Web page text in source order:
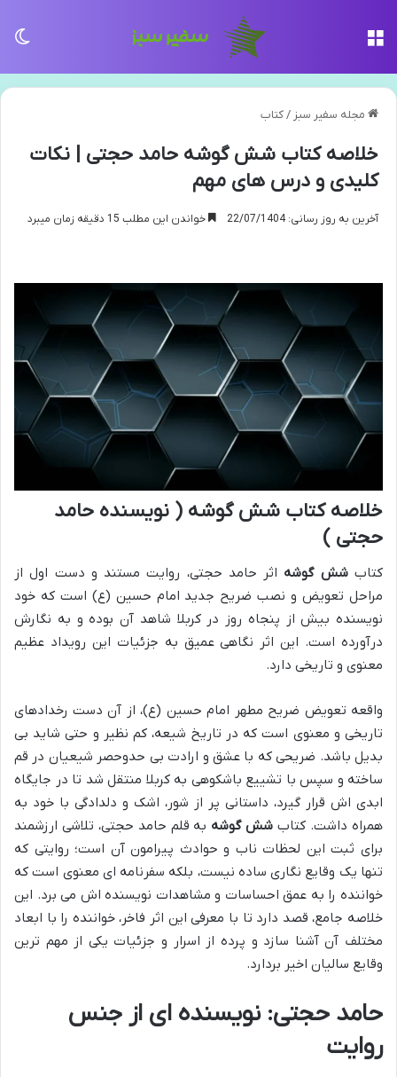
مجله سفیر سبز /کتاب
خلاصه کتاب شش گوشه حامد حجتی | نکات
کلیدی و درس های مهم
آخرین به روز رسانی: 22/07/1404 خواندن این مطلب 15 دقیقه زمان میبرد
خلاصه کتاب شش گوشه ( نویسنده حامد
حجتی )
کتابشش گوشه اثر حامد حجتی، روایت مستند و دست اول از
مراحل تعویض و نصب ضریح جدید امام حسین (ع) است که خود
نویسنده بیش از پنجاه روز در کربلا شاهد آن بوده و به نگارش
درآورده است. این اثر نگاهی عمیق به جزئیات این رویداد عظیم
معنوی و تاریخی دارد.
واقعه تعویض ضریح مطهر امام حسین (ع)، از آن دست رخدادهای
تاریخی و معنوی است که در تاریخ شیعه، کم نظیر و حتی شاید بی
بدیل باشد. ضریحی که با عشق و ارادت بی حدوحصر شیعیان در قم
ساخته و سپس با تشییع باشکوهی به کربلا منتقل شد تا در جایگاه
ابدی اش قرار گیرد، داستانی پر از شور، اشک و دلدادگی با خود به
همراه داشت. کتاب شش گوشه به قلم حامد حجتی، تلاشی ارزشمند
برای ثبت این لحظات ناب و حوادث پیرامون آن است؛ روایتی که
تنها یک وقایع نگاری ساده نیست، بلکه سفرنامه ای معنوی است که
خواننده را به عمق احساسات و مشاهدات نویسنده اش می برد. این
خلاصه جامع، قصد دارد تا با معرفی این اثر فاخر، خواننده را با ابعاد
مختلف آن آشنا سازد و پرده از اسرار و جزئیات یکی از مهم ترین
وقایع سالیان اخیر بردارد.
حامد حجتی: نویسنده ای از جنس
روایت